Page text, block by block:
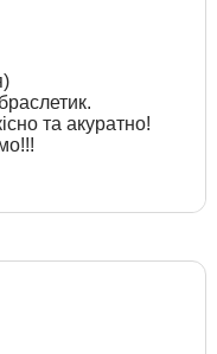
та акуратно!